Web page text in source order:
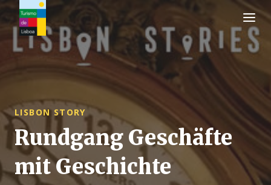
Turismo de Lisboa Logo
LISBON STORY
Rundgang Geschäfte
mit Geschichte